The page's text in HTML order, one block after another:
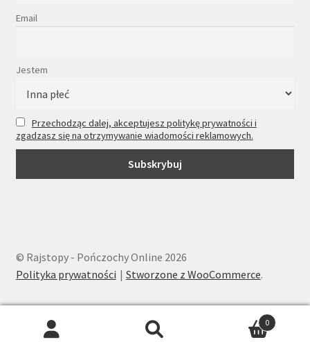
Email
Jestem
Przechodząc dalej, akceptujesz politykę prywatności i
zgadzasz się na otrzymywanie wiadomości reklamowych.
© Rajstopy - Pończochy Online 2026
Polityka prywatności
Stworzone z WooCommerce.
Wyszukiwarka
0